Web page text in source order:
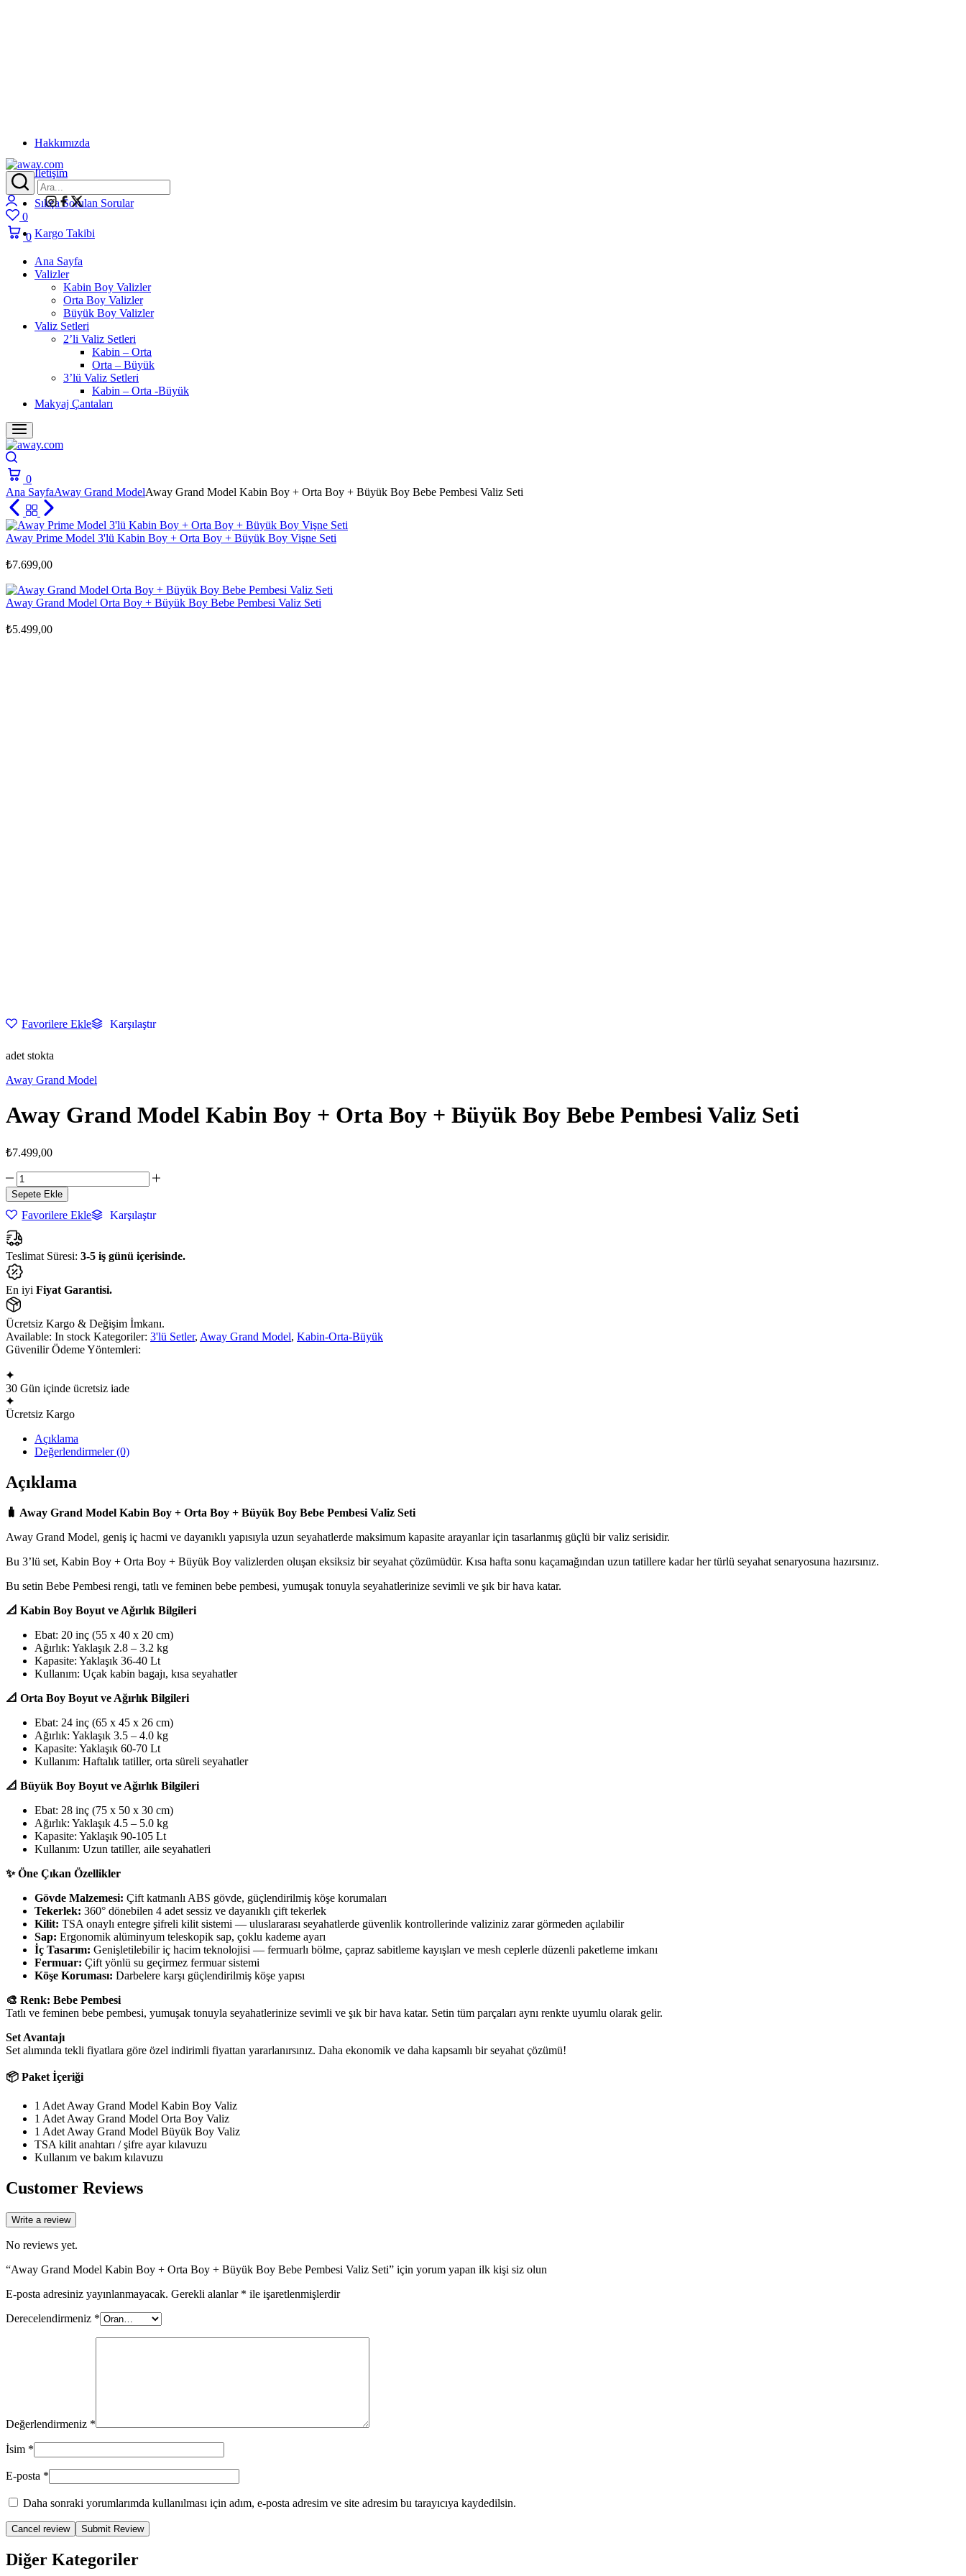
Hakkımızda
İletişim
Sıkça Sorulan Sorular
Kargo Takibi
away.com
Login
0
Wishlist
0
Ana Sayfa
Valizler
Kabin Boy Valizler
Orta Boy Valizler
Büyük Boy Valizler
Valiz Setleri
2’li Valiz Setleri
Kabin – Orta
Orta – Büyük
3’lü Valiz Setleri
Kabin – Orta -Büyük
Makyaj Çantaları
0
Cart
Ana SayfaAway Grand ModelAway Grand Model Kabin Boy + Orta Boy + Büyük Boy Bebe Pembesi Valiz Seti
Away Prime Model 3'lü Kabin Boy + Orta Boy + Büyük Boy Vişne Seti
₺7.699,00
Away Grand Model Orta Boy + Büyük Boy Bebe Pembesi Valiz Seti
₺5.499,00
Favorilere Ekle Karşılaştır
adet stokta
Away Grand Model
Away Grand Model Kabin Boy + Orta Boy + Büyük Boy Bebe Pembesi Valiz Seti
₺7.499,00
Away
Grand
Model
Kabin
Boy
+
Orta
Boy
+
Büyük
Boy
Bebe
Pembesi
Valiz
Sepete Ekle
Favorilere Ekle Karşılaştır
Teslimat Süresi: 3-5 iş günü içerisinde.
En iyi Fiyat Garantisi.
Ücretsiz Kargo & Değişim İmkanı.
Available: In stock Kategoriler: 3'lü Setler, Away Grand Model, Kabin-Orta-Büyük
Güvenilir Ödeme Yöntemleri:
30 Gün içinde ücretsiz iade
Ücretsiz Kargo
Açıklama
Değerlendirmeler (0)
Açıklama
🧳 Away Grand Model Kabin Boy + Orta Boy + Büyük Boy Bebe Pembesi Valiz Seti
Away Grand Model, geniş iç hacmi ve dayanıklı yapısıyla uzun seyahatlerde maksimum kapasite arayanlar için tasarlanmış güçlü bir valiz serisidir.
Bu 3’lü set, Kabin Boy + Orta Boy + Büyük Boy valizlerden oluşan eksiksiz bir seyahat çözümüdür. Kısa hafta sonu kaçamağından uzun tatillere kadar her türlü seyahat senaryosuna hazırsınız.
Bu setin Bebe Pembesi rengi, tatlı ve feminen bebe pembesi, yumuşak tonuyla seyahatlerinize sevimli ve şık bir hava katar.
📐 Kabin Boy Boyut ve Ağırlık Bilgileri
Ebat: 20 inç (55 x 40 x 20 cm)
Ağırlık: Yaklaşık 2.8 – 3.2 kg
Kapasite: Yaklaşık 36-40 Lt
Kullanım: Uçak kabin bagajı, kısa seyahatler
📐 Orta Boy Boyut ve Ağırlık Bilgileri
Ebat: 24 inç (65 x 45 x 26 cm)
Ağırlık: Yaklaşık 3.5 – 4.0 kg
Kapasite: Yaklaşık 60-70 Lt
Kullanım: Haftalık tatiller, orta süreli seyahatler
📐 Büyük Boy Boyut ve Ağırlık Bilgileri
Ebat: 28 inç (75 x 50 x 30 cm)
Ağırlık: Yaklaşık 4.5 – 5.0 kg
Kapasite: Yaklaşık 90-105 Lt
Kullanım: Uzun tatiller, aile seyahatleri
✨ Öne Çıkan Özellikler
Gövde Malzemesi: Çift katmanlı ABS gövde, güçlendirilmiş köşe korumaları
Tekerlek: 360° dönebilen 4 adet sessiz ve dayanıklı çift tekerlek
Kilit: TSA onaylı entegre şifreli kilit sistemi — uluslararası seyahatlerde güvenlik kontrollerinde valiziniz zarar görmeden açılabilir
Sap: Ergonomik alüminyum teleskopik sap, çoklu kademe ayarı
İç Tasarım: Genişletilebilir iç hacim teknolojisi — fermuarlı bölme, çapraz sabitleme kayışları ve mesh ceplerle düzenli paketleme imkanı
Fermuar: Çift yönlü su geçirmez fermuar sistemi
Köşe Koruması: Darbelere karşı güçlendirilmiş köşe yapısı
🎨 Renk: Bebe Pembesi
Tatlı ve feminen bebe pembesi, yumuşak tonuyla seyahatlerinize sevimli ve şık bir hava katar. Setin tüm parçaları aynı renkte uyumlu olarak gelir.
Set Avantajı
Set alımında tekli fiyatlara göre özel indirimli fiyattan yararlanırsınız. Daha ekonomik ve daha kapsamlı bir seyahat çözümü!
📦 Paket İçeriği
1 Adet Away Grand Model Kabin Boy Valiz
1 Adet Away Grand Model Orta Boy Valiz
1 Adet Away Grand Model Büyük Boy Valiz
TSA kilit anahtarı / şifre ayar kılavuzu
Kullanım ve bakım kılavuzu
Customer Reviews
Write a review
No reviews yet.
“Away Grand Model Kabin Boy + Orta Boy + Büyük Boy Bebe Pembesi Valiz Seti” için yorum yapan ilk kişi siz olun
E-posta adresiniz yayınlanmayacak. Gerekli alanlar * ile işaretlenmişlerdir
Derecelendirmeniz *
Değerlendirmeniz *
İsim *
E-posta *
Daha sonraki yorumlarımda kullanılması için adım, e-posta adresim ve site adresim bu tarayıcıya kaydedilsin.
Cancel review
Diğer Kategoriler